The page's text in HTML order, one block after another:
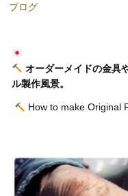
ブログ
オーダーメイドの金具
ル製作風景。
How to make Original
動
画
プ